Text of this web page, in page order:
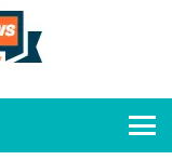
allWhy Businesses Need a Professional Indoor Playground Designer